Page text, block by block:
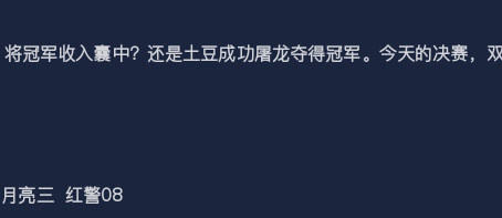
军收入囊中？还是土豆成功屠龙夺得冠军。今天的决赛，
亮三 红警08